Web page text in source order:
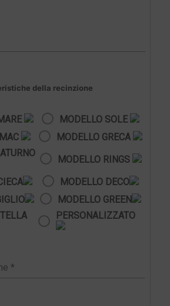
della recinzione
MODELLO SOLE
MODELLO GRECA
MODELLO RINGS
MODELLO DECO
MODELLO GREEN
PERSONALIZZATO